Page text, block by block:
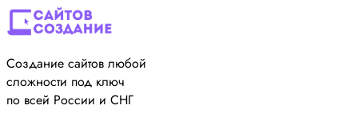
Создание сайтов любой
сложности под ключ
по всей России и СНГ